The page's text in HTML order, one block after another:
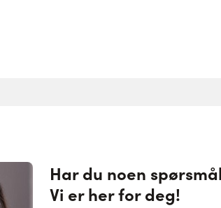
Har du noen
Vi er her for deg!